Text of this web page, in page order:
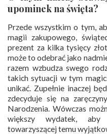
upominek na święta?
Przede wszystkim o tym,
magii zakupowego,
prezent za kilka tysięcy
może to odebrać jako
razem wzbudza swego
takich sytuacji w tym
unikać. Zupełnie inaczej
zdecyduje się na
Narodzenia. Wówczas
większy wydatek, aby
towarzyszącej temu